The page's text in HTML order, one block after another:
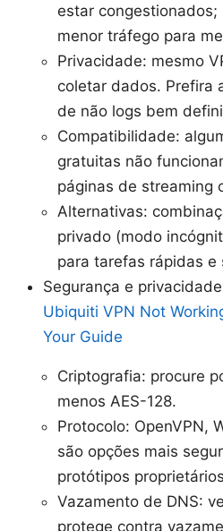
estar
menor tráfego para
Privacidade: mesmo
coletar dados. Prefira
de não logs bem
Compatibilidade:
gratuitas não
páginas de streaming
Alternativas:
privado (modo
para tarefas rápidas e
Segurança e
Ubiquiti VPN Not
Your Guide
Criptografia: procure
menos AES-128.
Protocolo: OpenVPN,
são opções mais
protótipos
Vazamento de DNS:
protege contra